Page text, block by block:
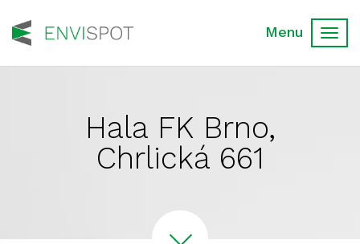
Hala FK Brno,
Chrlická 661